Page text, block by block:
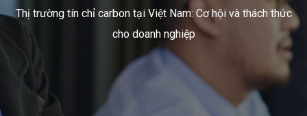
Thị trường tín chỉ carbon tại Việt Nam: Cơ hội và thách thức
cho doanh nghiệp